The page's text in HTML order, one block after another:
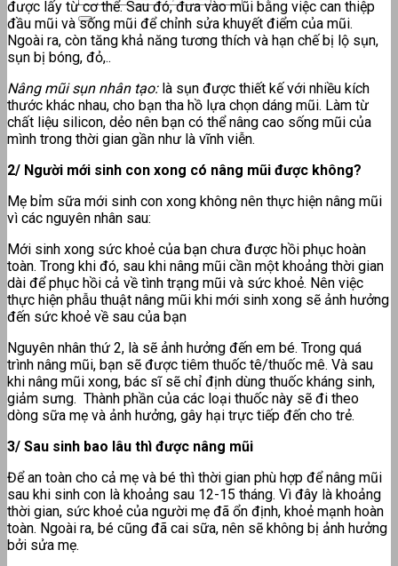
được lấy từ cơ thể. Sau đó, đưa vào mũi bằng việc can thiệp
đầu mũi và sống mũi để chỉnh sửa khuyết điểm của mũi.
Ngoài ra, còn tăng khả năng tương thích và hạn chế bị lộ sụn,
sụn bị bóng, đỏ,..
Nâng mũi sụn nhân tạo: là sụn được thiết kế với nhiều kích
thước khác nhau, cho bạn tha hồ lựa chọn dáng mũi. Làm từ
chất liệu silicon, dẻo nên bạn có thể nâng cao sống mũi của
mình trong thời gian gần như là vĩnh viễn.
2/ Người mới sinh con xong có nâng mũi được không?
Mẹ bỉm sữa mới sinh con xong không nên thực hiện nâng mũi
vì các nguyên nhân sau:
Mới sinh xong sức khoẻ của bạn chưa được hồi phục hoàn
toàn. Trong khi đó, sau khi nâng mũi cần một khoảng thời gian
dài để phục hồi cả về tình trạng mũi và sức khoẻ. Nên việc
thực hiện phẫu thuật nâng mũi khi mới sinh xong sẽ ảnh hưởng
đến sức khoẻ về sau của bạn
Nguyên nhân thứ 2, là sẽ ảnh hưởng đến em bé. Trong quá
trình nâng mũi, bạn sẽ được tiêm thuốc tê/thuốc mê. Và sau
khi nâng mũi xong, bác sĩ sẽ chỉ định dùng thuốc kháng sinh,
giảm sưng. Thành phần của các loại thuốc này sẽ đi theo
dòng sữa mẹ và ảnh hưởng, gây hại trực tiếp đến cho trẻ.
3/ Sau sinh bao lâu thì được nâng mũi
Để an toàn cho cả mẹ và bé thì thời gian phù hợp để nâng mũi
sau khi sinh con là khoảng sau 12-15 tháng. Vì đây là khoảng
thời gian, sức khoẻ của người mẹ đã ổn định, khoẻ mạnh hoàn
toàn. Ngoài ra, bé cũng đã cai sữa, nên sẽ không bị ảnh hưởng
bởi sửa mẹ.